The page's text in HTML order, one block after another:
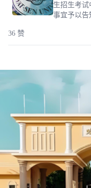
生招生考试
事宜予以告
36 赞